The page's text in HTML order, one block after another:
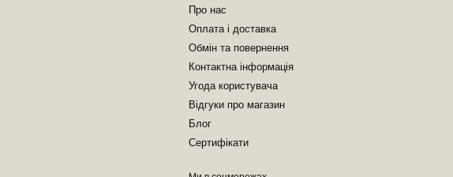
Про нас
Оплата і доставка
Обмін та повернення
Контактна інформація
Угода користувача
Відгуки про магазин
Блог
Сертифікати